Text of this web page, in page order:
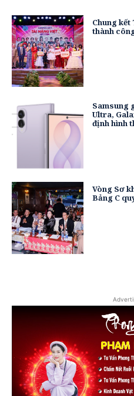
Chung kết
thành
Samsung
Ultra,
định hình
Vòng Sơ
Bảng C